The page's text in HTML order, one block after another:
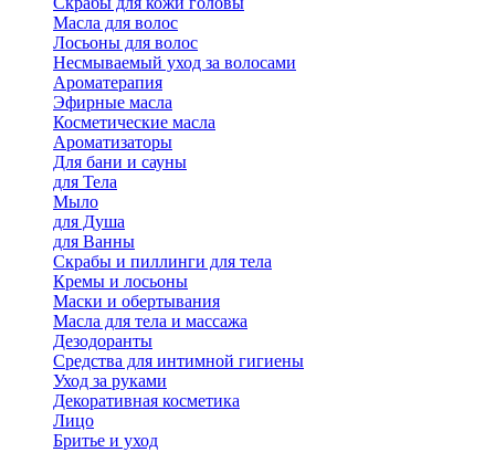
Масла для волос
Лосьоны для волос
Несмываемый уход за волосами
Ароматерапия
Эфирные масла
Косметические масла
Ароматизаторы
Для бани и сауны
для Тела
Мыло
для Душа
для Ванны
Скрабы и пиллинги для тела
Кремы и лосьоны
Маски и обертывания
Масла для тела и массажа
Дезодоранты
Средства для интимной гигиены
Уход за руками
Декоративная косметика
Лицо
Бритье и уход